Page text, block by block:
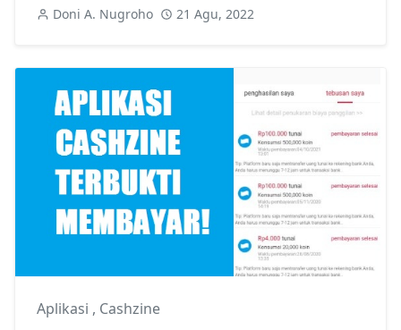
Doni A. Nugroho 21 Agu, 2022
Aplikasi , Cashzine